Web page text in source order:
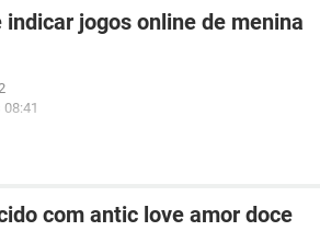
jogos online de menina
com antic love amor doce